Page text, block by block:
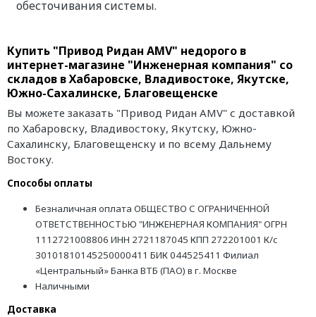
обесточивания системы.
Купить "Привод Ридан AMV" недорого в
интернет-магазине "Инженерная компания" со
складов в Хабаровске, Владивостоке, Якутске,
Южно-Сахалинске, Благовещенске
Вы можете заказать "Привод Ридан AMV" с доставкой
по Хабаровску, Владивостоку, Якутску, Южно-
Сахалинску, Благовещенску и по всему Дальнему
Востоку.
Способы оплаты
Безналичная оплата ОБЩЕСТВО С ОГРАНИЧЕННОЙ
ОТВЕТСТВЕННОСТЬЮ "ИНЖЕНЕРНАЯ КОМПАНИЯ" ОГРН
1112721008806 ИНН 2721187045 КПП 272201001 К/с
30101810145250000411 БИК 044525411 Филиал
«Центральный» Банка ВТБ (ПАО) в г. Москве
Наличными
Доставка